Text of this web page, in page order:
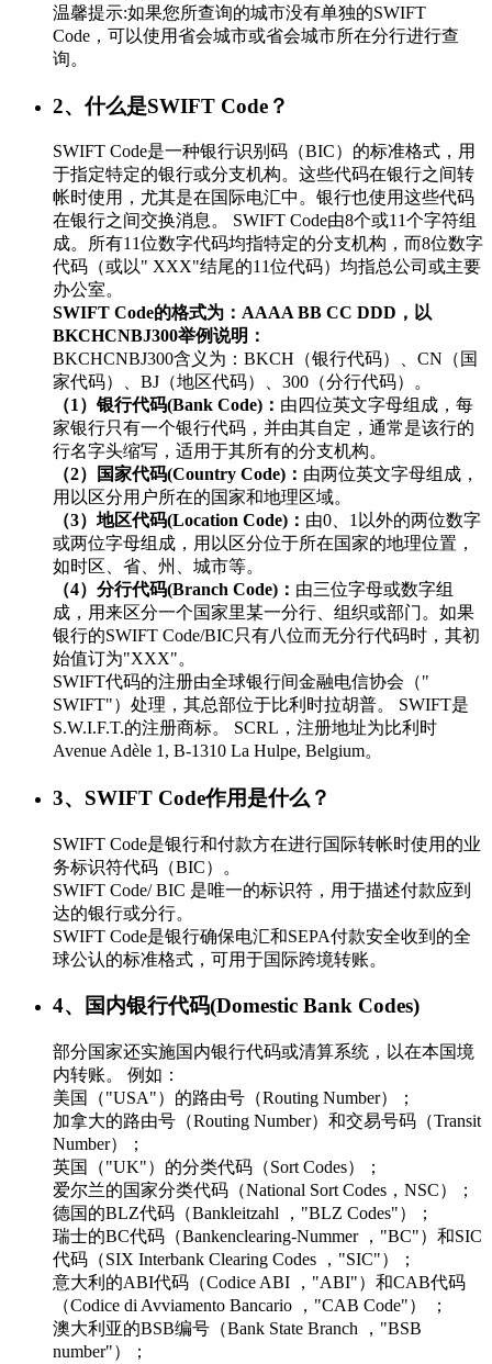
温馨提示:如果您所查询的城市没有单独的SWIFT
Code，可以使用省会城市或省会城市所在分行进行查
询。
2、什么是SWIFT Code？
SWIFT Code是一种银行识别码（BIC）的标准格式，用
于指定特定的银行或分支机构。这些代码在银行之间转
帐时使用，尤其是在国际电汇中。银行也使用这些代码
在银行之间交换消息。 SWIFT Code由8个或11个字符组
成。所有11位数字代码均指特定的分支机构，而8位数字
代码（或以" XXX"结尾的11位代码）均指总公司或主要
办公室。
SWIFT Code的格式为：AAAA BB CC DDD，以
BKCHCNBJ300举例说明：
BKCHCNBJ300含义为：BKCH（银行代码）、CN（国
家代码）、BJ（地区代码）、300（分行代码）。
（1）银行代码(Bank Code)： 由四位英文字母组成，每
家银行只有一个银行代码，并由其自定，通常是该行的
行名字头缩写，适用于其所有的分支机构。
（2）国家代码(Country Code)： 由两位英文字母组成，
用以区分用户所在的国家和地理区域。
（3）地区代码(Location Code)： 由0、1以外的两位数字
或两位字母组成，用以区分位于所在国家的地理位置，
如时区、省、州、城市等。
（4）分行代码(Branch Code)： 由三位字母或数字组
成，用来区分一个国家里某一分行、组织或部门。如果
银行的SWIFT Code/BIC只有八位而无分行代码时，其初
始值订为"XXX"。
SWIFT代码的注册由全球银行间金融电信协会（"
SWIFT"）处理，其总部位于比利时拉胡普。 SWIFT是
S.W.I.F.T.的注册商标。 SCRL，注册地址为比利时
Avenue Adèle 1, B-1310 La Hulpe, Belgium。
3、SWIFT Code作用是什么？
SWIFT Code是银行和付款方在进行国际转帐时使用的业
务标识符代码（BIC）。
SWIFT Code/ BIC 是唯一的标识符，用于描述付款应到
达的银行或分行。
SWIFT Code是银行确保电汇和SEPA付款安全收到的全
球公认的标准格式，可用于国际跨境转账。
4、国内银行代码(Domestic Bank Codes)
部分国家还实施国内银行代码或清算系统，以在本国境
内转账。 例如：
美国（"USA"）的路由号（Routing Number）；
加拿大的路由号（Routing Number）和交易号码（Transit
Number）；
英国（"UK"）的分类代码（Sort Codes）；
爱尔兰的国家分类代码（National Sort Codes，NSC）；
德国的BLZ代码（Bankleitzahl ，"BLZ Codes"）；
瑞士的BC代码（Bankenclearing-Nummer ，"BC"）和SIC
代码（SIX Interbank Clearing Codes ，"SIC"）；
意大利的ABI代码（Codice ABI ，"ABI"）和CAB代码
（Codice di Avviamento Bancario ，"CAB Code"） ；
澳大利亚的BSB编号（Bank State Branch ，"BSB
number"）；